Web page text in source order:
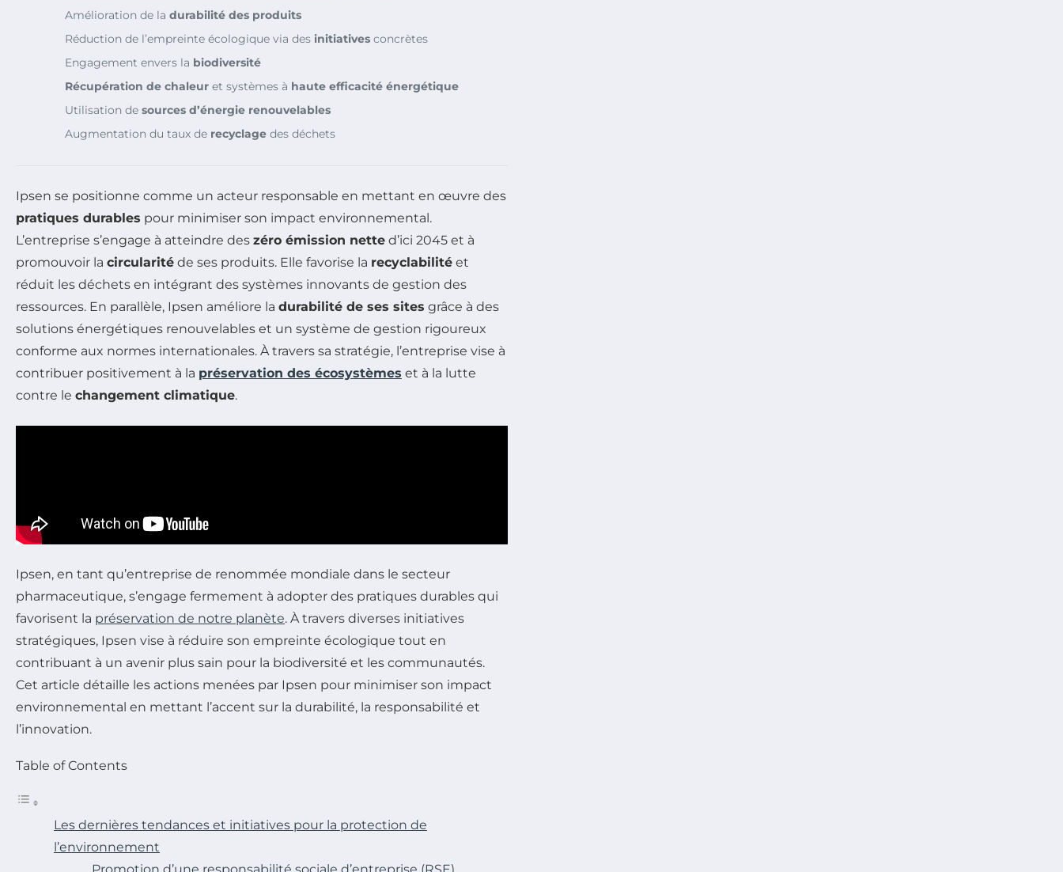
Amélioration de la durabilité des produits
Réduction de l’empreinte écologique via des initiatives concrètes
Engagement envers la biodiversité
Récupération de chaleur et systèmes à haute efficacité énergétique
Utilisation de sources d’énergie renouvelables
Augmentation du taux de recyclage des déchets
Ipsen se positionne comme un acteur responsable en mettant en œuvre des
pratiques durables pour minimiser son impact environnemental.
L’entreprise s’engage à atteindre des zéro émission nette d’ici 2045 et à
promouvoir la circularité de ses produits. Elle favorise la recyclabilité et
réduit les déchets en intégrant des systèmes innovants de gestion des
ressources. En parallèle, Ipsen améliore la durabilité de ses sites grâce à des
solutions énergétiques renouvelables et un système de gestion rigoureux
conforme aux normes internationales. À travers sa stratégie, l’entreprise vise à
contribuer positivement à la préservation des écosystèmes et à la lutte
contre le changement climatique.
Ipsen, en tant qu’entreprise de renommée mondiale dans le secteur
pharmaceutique, s’engage fermement à adopter des pratiques durables qui
favorisent la préservation de notre planète. À travers diverses initiatives
stratégiques, Ipsen vise à réduire son empreinte écologique tout en
contribuant à un avenir plus sain pour la biodiversité et les communautés.
Cet article détaille les actions menées par Ipsen pour minimiser son impact
environnemental en mettant l’accent sur la durabilité, la responsabilité et
l’innovation.
Table of Contents
Les dernières tendances et initiatives pour la protection de
l’environnement